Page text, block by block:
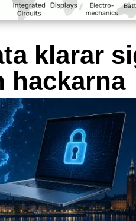
klarar
hackarna